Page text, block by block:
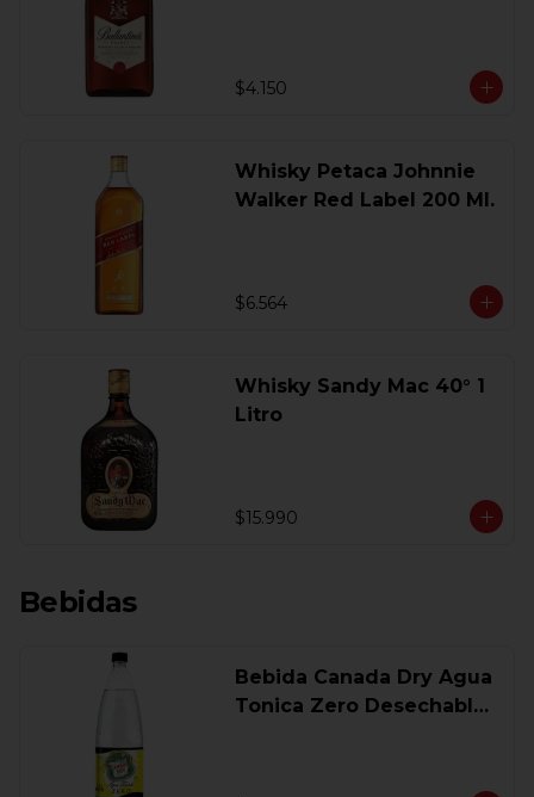
$4.150
Whisky Petaca Johnnie
Walker Red Label 200 Ml.
$6.564
Whisky Sandy Mac 40° 1
Litro
$15.990
Bebidas
Bebida Canada Dry Agua
Tonica Zero Desechable